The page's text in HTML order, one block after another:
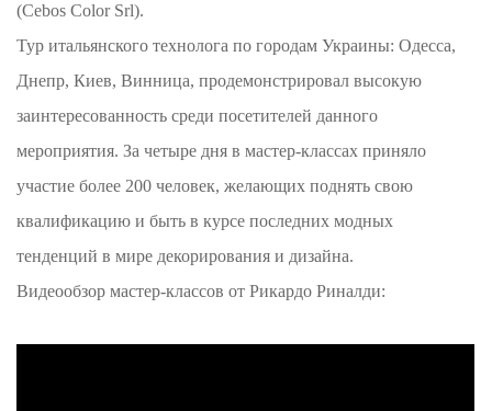
(Cebos Color Srl).
Тур итальянского технолога по городам Украины: Одесса,
Днепр, Киев, Винница, продемонстрировал высокую
заинтересованность среди посетителей данного
мероприятия. За четыре дня в мастер-классах приняло
участие более 200 человек, желающих поднять свою
квалификацию и быть в курсе последних модных
тенденций в мире декорирования и дизайна.
Видеообзор мастер-классов от Рикардо Риналди: